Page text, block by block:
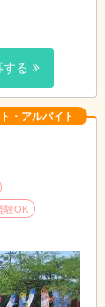
る
・アルバイト
験OK